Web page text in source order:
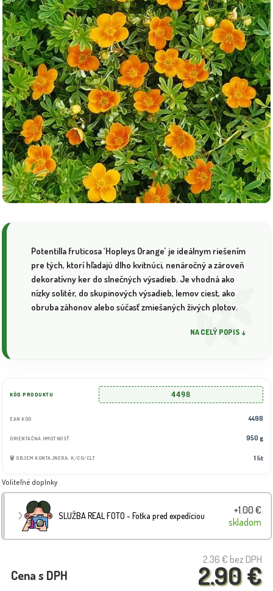
Potentilla fruticosa ‘Hopleys Orange’ je ideálnym riešením
pre tých, ktorí hľadajú dlho kvitnúci, nenáročný a zároveň
dekoratívny ker do slnečných výsadieb. Je vhodná ako
nízky solitér, do skupinových výsadieb, lemov ciest, ako
obruba záhonov alebo súčasť zmiešaných živých plotov.
NA CELÝ POPIS ↓
KÓD PRODUKTU 4498
EAN KÓD 4498
ORIENTAČNÁ HMOTNOSŤ 950 g
🗑️ OBJEM KONTAJNERA: K/CO/CLT 1 lit
Voliteľné doplnky
SLUŽBA REAL FOTO - Fotka pred expedíciou
+1.00 €
skladom
2.36 € bez DPH
2.90 €
Cena s DPH